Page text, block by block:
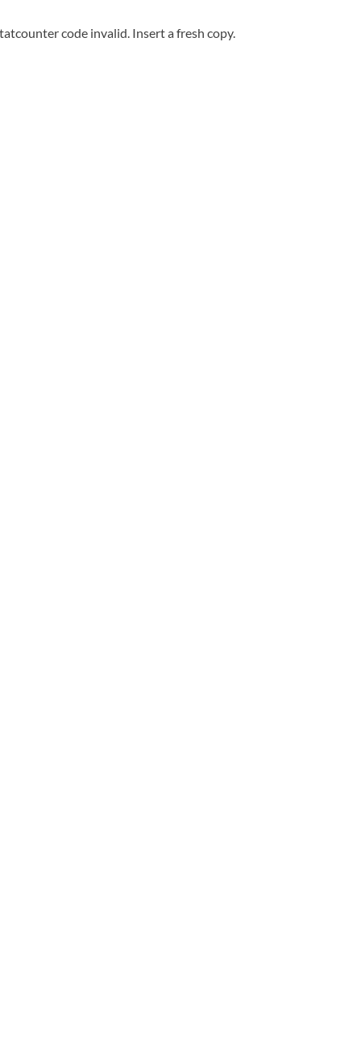
code invalid. Insert a fresh copy.